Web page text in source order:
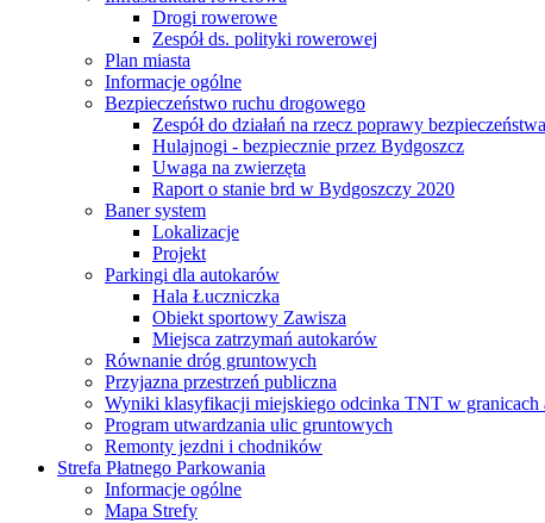
Drogi rowerowe
Zespół ds. polityki rowerowej
Plan miasta
Informacje ogólne
Bezpieczeństwo ruchu drogowego
Zespół do działań na rzecz poprawy
Hulajnogi - bezpiecznie przez Bydgoszcz
Uwaga na zwierzęta
Raport o stanie brd w Bydgoszczy 2020
Baner system
Lokalizacje
Projekt
Parkingi dla autokarów
Hala Łuczniczka
Obiekt sportowy Zawisza
Miejsca zatrzymań autokarów
Równanie dróg gruntowych
Przyjazna przestrzeń publiczna
Wyniki klasyfikacji miejskiego odcinka TNT w granicach
Program utwardzania ulic gruntowych
Remonty jezdni i chodników
Strefa Płatnego Parkowania
Informacje ogólne
Mapa Strefy